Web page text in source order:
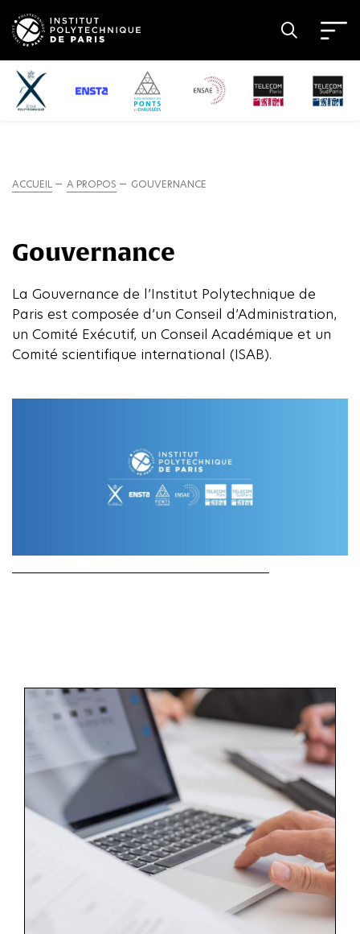
ACCUEIL A PROPOS GOUVERNANCE
Gouvernance
La Gouvernance de l’Institut Polytechnique de
Paris est composée d’un Conseil d’Administration,
un Comité Exécutif, un Conseil Académique et un
Comité scientifique international (ISAB).